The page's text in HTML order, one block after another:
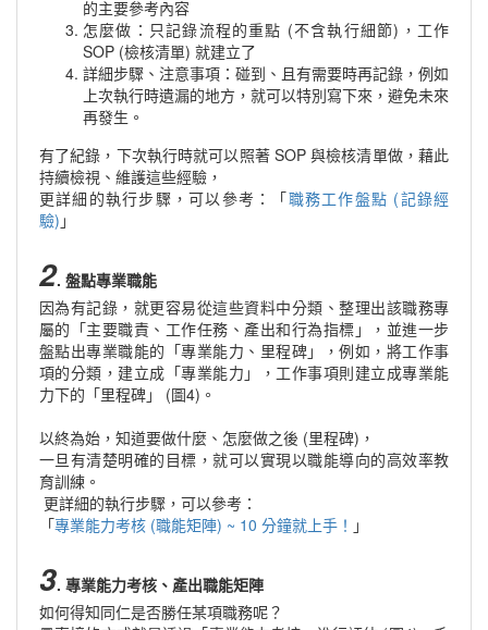
的主要參考內容
怎麼做：只記錄流程的重點 (不含執行細節)，工作
SOP (檢核清單) 就建立了
詳細步驟、注意事項：碰到、且有需要時再記錄，例如
上次執行時遺漏的地方，就可以特別寫下來，避免未來
再發生。
有了紀錄，下次執行時就可以照著 SOP 與檢核清單做，藉此
持續檢視、維護這些經驗，
更詳細的執行步驟，可以參考：「職務工作盤點 (記錄經
驗) 」
2. 盤點專業職能
因為有記錄，就更容易從這些資料中分類、整理出該職務專
屬的「主要職責、工作任務、產出和行為指標」，並進一步
盤點出專業職能的「專業能力、里程碑」，例如，將工作事
項的分類，建立成「專業能力」，工作事項則建立成專業能
力下的「里程碑」 (圖4)。
以終為始，知道要做什麼、怎麼做之後 (里程碑)，
一旦有清楚明確的目標，就可以實現以職能導向的高效率教
育訓練。
更詳細的執行步驟，可以參考：
「專業能力考核 (職能矩陣) ~ 10 分鐘就上手！ 」
3. 專業能力考核、產出職能矩陣
如何得知同仁是否勝任某項職務呢？